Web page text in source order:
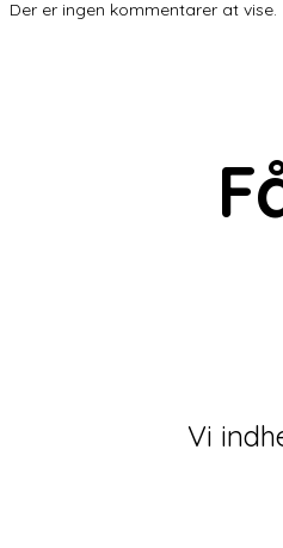
Der er ingen kommentarer at vise.
Vi